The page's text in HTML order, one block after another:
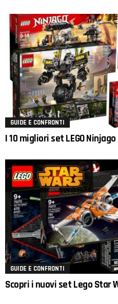
GUIDE E CONFRONTI
I 10 migliori set LEGO
GUIDE E CONFRONTI
Scopri i nuovi set Lego Star